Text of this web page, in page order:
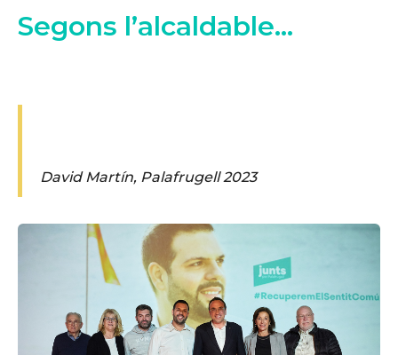
Segons l’alcaldable...
David Martín, Palafrugell 2023